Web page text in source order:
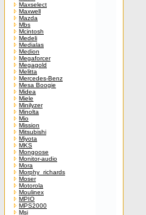
Maxselect
Maxwell
Mazda
Mbs
Mcintosh
Medeli
Medialas
Medion
Megaforcer
Megagold
Melitta
Mercedes-Benz
Mesa Boogie
Midea
Miele
Minilyzer
Minolta
Mio
Mission
Mitsubishi
Miyota
MKS
Mongoose
Monitor-audio
Mora
Morphy_richards
Moser
Motorola
Moulinex
MPIO
MPS2000
Msi